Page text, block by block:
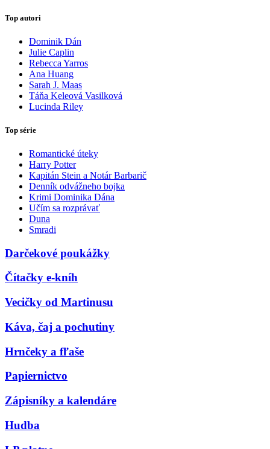
Top autori
Dominik Dán
Julie Caplin
Rebecca Yarros
Ana Huang
Sarah J. Maas
Táňa Keleová Vasilková
Lucinda Riley
Top série
Romantické úteky
Harry Potter
Kapitán Stein a Notár Barbarič
Denník odvážneho bojka
Krimi Dominika Dána
Učím sa rozprávať
Duna
Smradi
Darčekové poukážky
Čítačky e-kníh
Vecičky od Martinusu
Káva, čaj a pochutiny
Hrnčeky a fľaše
Papiernictvo
Zápisníky a kalendáre
Hudba